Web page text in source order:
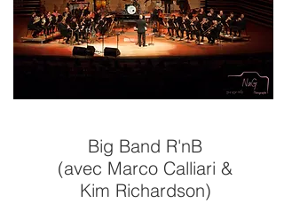
Big Band R'nB
(avec Marco Calliari &
Kim Richardson)